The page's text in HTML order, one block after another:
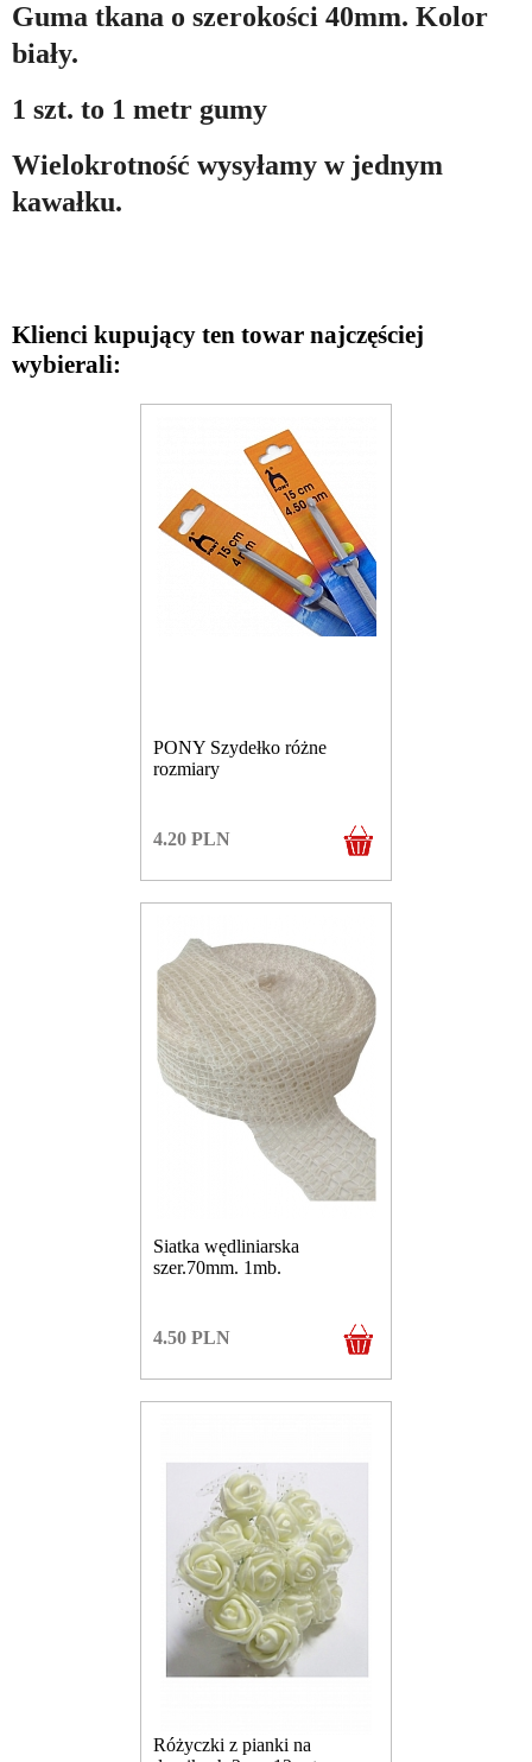
Guma tkana o szerokości 40mm. Kolor
biały.
1 szt. to 1 metr gumy
Wielokrotność wysyłamy w jednym
kawałku.
Klienci kupujący ten towar najczęściej
wybierali:
PONY Szydełko różne
rozmiary
4.20 PLN
Siatka wędliniarska
szer.70mm. 1mb.
4.50 PLN
Różyczki z pianki na